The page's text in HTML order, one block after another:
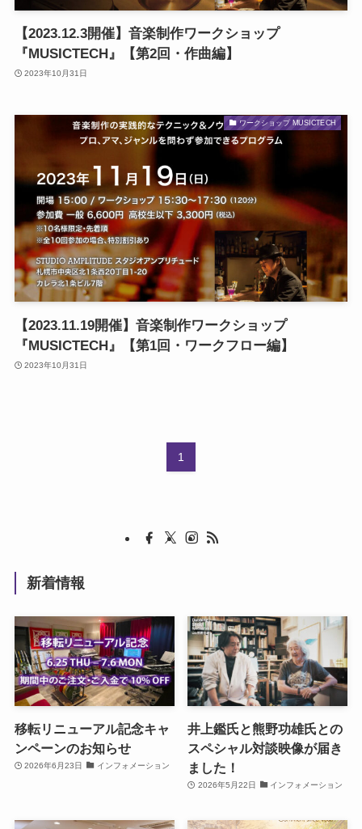
【2023.12.3開催】音楽制作ワークショップ
『MUSICTECH』【第2回・作曲編】
2023年10月31日
ワークショップ MUSICTECH
【2023.11.19開催】音楽制作ワークショップ
『MUSICTECH』【第1回・ワークフロー編】
2023年10月31日
1
新着情報
移転リニューアル記念キャ
ンペーンのお知らせ
2026年6月23日 インフォメーション
井上鑑氏と熊野功雄氏との
スペシャル対談映像が届き
ました！
2026年5月22日 インフォメーション